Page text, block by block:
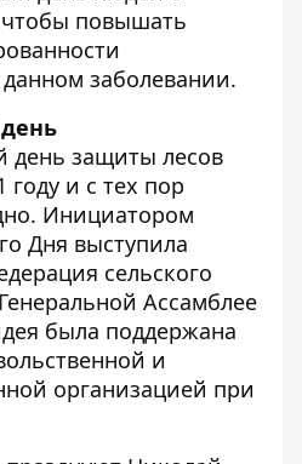
повышать
заболевании.
день защиты лесов
году и с тех пор
Инициатором
Дня выступила
сельского
Ассамблее
была поддержана
и
организацией при